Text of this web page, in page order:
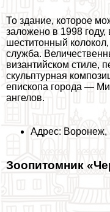
То здание, которое
заложено в 1998
шеститонный
служба.
византийском стиле,
скульптурная
епископа города —
ангелов.
Адрес: Воронеж,
Зоопитомник